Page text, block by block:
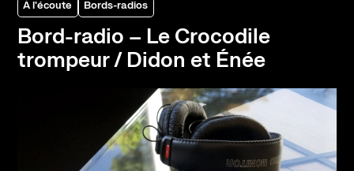
À l'écoute Bords-radios
Bord-radio – Le Crocodile
trompeur / Didon et Énée